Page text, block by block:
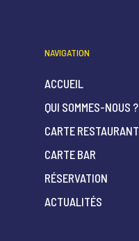
NAVIGATION
ACCUEIL
QUI SOMMES-NOUS ?
CARTE RESTAURANT
CARTE BAR
RÉSERVATION
ACTUALITÉS